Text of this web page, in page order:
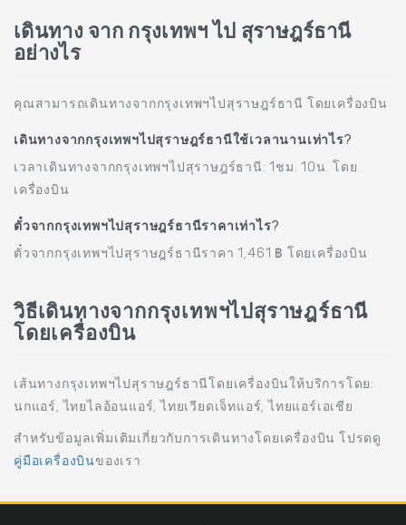
เดินทาง จาก กรุงเทพฯ ไป สุราษฎร์ธานี
อย่างไร
คุณสามารถเดินทางจากกรุงเทพฯไปสุราษฎร์ธานี โดยเครื่องบิน
เดินทางจากกรุงเทพฯไปสุราษฎร์ธานีใช้เวลานานเท่าไร?
เวลาเดินทางจากกรุงเทพฯไปสุราษฎร์ธานี: 1ชม. 10น. โดย
เครื่องบิน
ตั๋วจากกรุงเทพฯไปสุราษฎร์ธานีราคาเท่าไร?
ตั๋วจากกรุงเทพฯไปสุราษฎร์ธานีราคา 1,461 ฿ โดยเครื่องบิน
วิธีเดินทางจากกรุงเทพฯไปสุราษฎร์ธานี
โดยเครื่องบิน
เส้นทางกรุงเทพฯไปสุราษฎร์ธานีโดยเครื่องบินให้บริการโดย:
นกแอร์, ไทยไลอ้อนแอร์, ไทยเวียดเจ็ทแอร์, ไทยแอร์เอเชีย
สำหรับข้อมูลเพิ่มเติมเกี่ยวกับการเดินทางโดยเครื่องบิน โปรดดู
คู่มือเครื่องบินของเรา